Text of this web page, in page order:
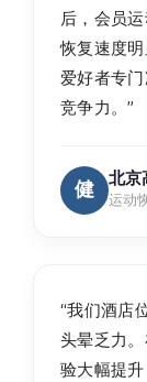
后，会员
恢复速度
爱好者专
竞争力。”
健 北京
运动
“我们酒店
头晕乏力
验大幅提升